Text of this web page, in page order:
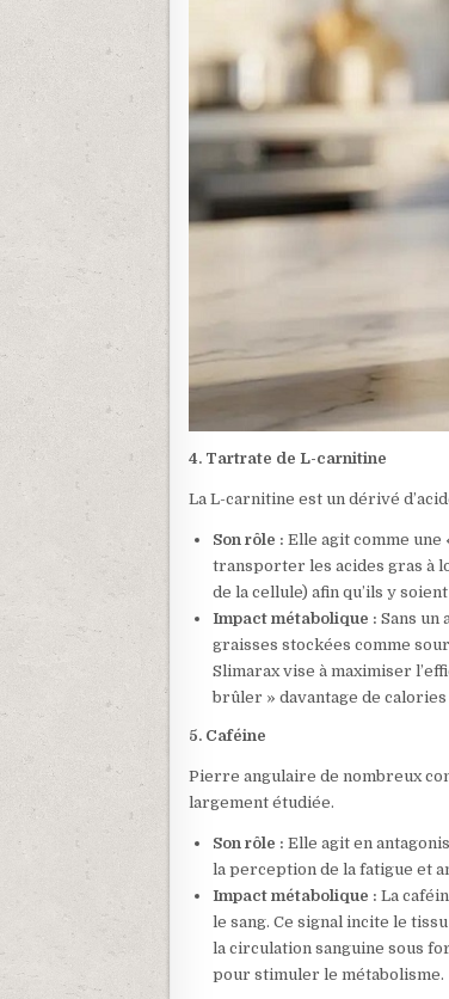
4. Tartrate de L-carnitine
La L-carnitine est un dérivé
Son rôle : Elle agit comme
transporter les acides gras à
de la cellule) afin qu’ils y
Impact métabolique : Sans un
graisses stockées comme
Slimarax vise à maximiser
brûler » davantage de calories
5. Caféine
Pierre angulaire de nombreux
largement étudiée.
Son rôle : Elle agit en
la perception de la fatigue et
Impact métabolique : La
le sang. Ce signal incite le
la circulation sanguine sous
pour stimuler le métabolisme.